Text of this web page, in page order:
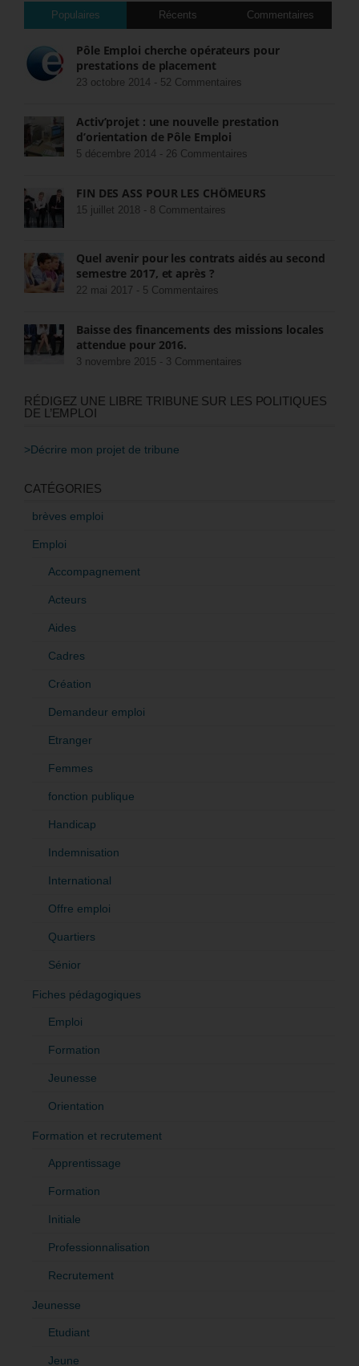
Populaires Récents Commentaires
Pôle Emploi cherche opérateurs pour
prestations de placement
23 octobre 2014 - 52 Commentaires
Activ’projet : une nouvelle prestation
d’orientation de Pôle Emploi
5 décembre 2014 - 26 Commentaires
FIN DES ASS POUR LES CHÔMEURS
15 juillet 2018 - 8 Commentaires
Quel avenir pour les contrats aidés au second
semestre 2017, et après ?
22 mai 2017 - 5 Commentaires
Baisse des financements des missions locales
attendue pour 2016.
3 novembre 2015 - 3 Commentaires
RÉDIGEZ UNE LIBRE TRIBUNE SUR LES POLITIQUES
DE L’EMPLOI
>Décrire mon projet de tribune
CATÉGORIES
brèves emploi
Emploi
Accompagnement
Acteurs
Aides
Cadres
Création
Demandeur emploi
Etranger
Femmes
fonction publique
Handicap
Indemnisation
International
Offre emploi
Quartiers
Sénior
Fiches pédagogiques
Emploi
Formation
Jeunesse
Orientation
Formation et recrutement
Apprentissage
Formation
Initiale
Professionnalisation
Recrutement
Jeunesse
Etudiant
Jeune